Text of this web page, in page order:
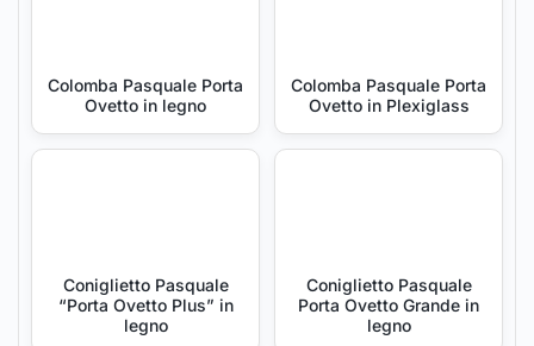
Colomba Pasquale Porta
Ovetto in legno
Colomba Pasquale Porta
Ovetto in Plexiglass
Coniglietto Pasquale
“Porta Ovetto Plus” in
legno
Coniglietto Pasquale
Porta Ovetto Grande in
legno